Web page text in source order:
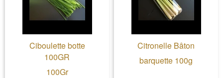
Ciboulette botte
100GR
100Gr
Citronelle Bâton
barquette 100g